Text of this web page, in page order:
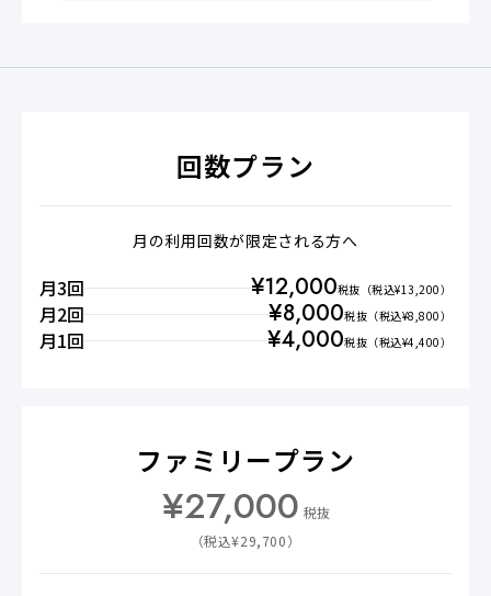
回数プラン
月の利用回数が限定される方へ
月3回 ¥12,000税抜 （税込¥13,200）
月2回 ¥8,000税抜 （税込¥8,800）
月1回 ¥4,000税抜 （税込¥4,400）
ファミリープラン
¥27,000 税抜
（税込¥29,700）